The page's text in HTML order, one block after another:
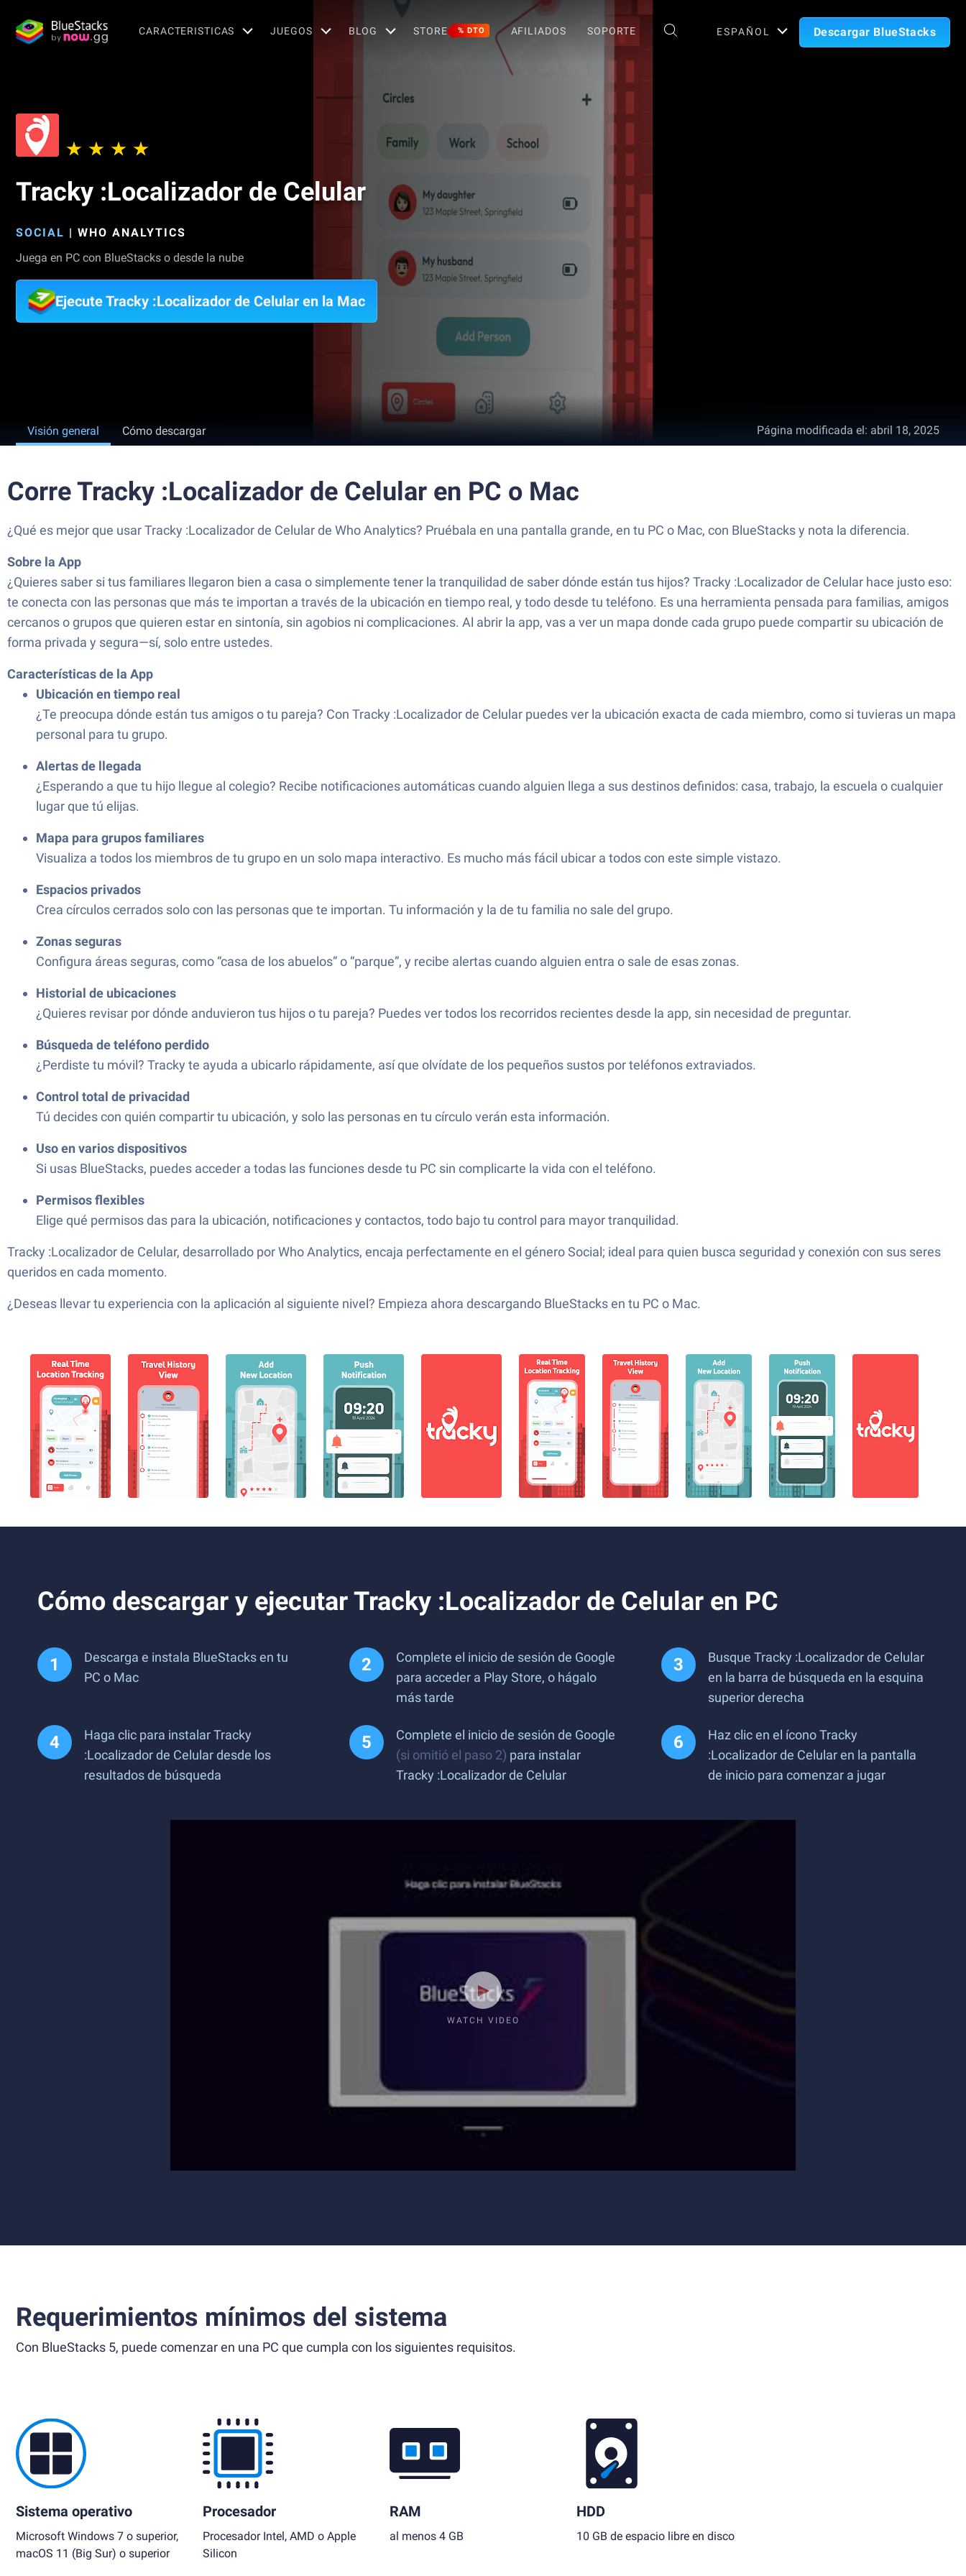
CARACTERISTICAS JUEGOS BLOG STORE % DTO AFILIADOS SOPORTE ESPAÑOL Descargar BlueStacks
Tracky :Localizador de Celular
SOCIAL | WHO ANALYTICS
Juega en PC con BlueStacks o desde la nube
Ejecute Tracky :Localizador de Celular en la Mac
Visión general Cómo descargar Página modificada el: abril 18, 2025
Corre Tracky :Localizador de Celular en PC o Mac
¿Qué es mejor que usar Tracky :Localizador de Celular de Who Analytics? Pruébala en una pantalla grande, en tu PC o Mac, con BlueStacks y nota la diferencia.
Sobre la App
¿Quieres saber si tus familiares llegaron bien a casa o simplemente tener la tranquilidad de saber dónde están tus hijos? Tracky :Localizador de Celular hace justo eso:
te conecta con las personas que más te importan a través de la ubicación en tiempo real, y todo desde tu teléfono. Es una herramienta pensada para familias, amigos
cercanos o grupos que quieren estar en sintonía, sin agobios ni complicaciones. Al abrir la app, vas a ver un mapa donde cada grupo puede compartir su ubicación de
forma privada y segura—sí, solo entre ustedes.
Características de la App
Ubicación en tiempo real
¿Te preocupa dónde están tus amigos o tu pareja? Con Tracky :Localizador de Celular puedes ver la ubicación exacta de cada miembro, como si tuvieras un mapa
personal para tu grupo.
Alertas de llegada
¿Esperando a que tu hijo llegue al colegio? Recibe notificaciones automáticas cuando alguien llega a sus destinos definidos: casa, trabajo, la escuela o cualquier
lugar que tú elijas.
Mapa para grupos familiares
Visualiza a todos los miembros de tu grupo en un solo mapa interactivo. Es mucho más fácil ubicar a todos con este simple vistazo.
Espacios privados
Crea círculos cerrados solo con las personas que te importan. Tu información y la de tu familia no sale del grupo.
Zonas seguras
Configura áreas seguras, como “casa de los abuelos” o “parque”, y recibe alertas cuando alguien entra o sale de esas zonas.
Historial de ubicaciones
¿Quieres revisar por dónde anduvieron tus hijos o tu pareja? Puedes ver todos los recorridos recientes desde la app, sin necesidad de preguntar.
Búsqueda de teléfono perdido
¿Perdiste tu móvil? Tracky te ayuda a ubicarlo rápidamente, así que olvídate de los pequeños sustos por teléfonos extraviados.
Control total de privacidad
Tú decides con quién compartir tu ubicación, y solo las personas en tu círculo verán esta información.
Uso en varios dispositivos
Si usas BlueStacks, puedes acceder a todas las funciones desde tu PC sin complicarte la vida con el teléfono.
Permisos flexibles
Elige qué permisos das para la ubicación, notificaciones y contactos, todo bajo tu control para mayor tranquilidad.
Tracky :Localizador de Celular, desarrollado por Who Analytics, encaja perfectamente en el género Social; ideal para quien busca seguridad y conexión con sus seres
queridos en cada momento.
¿Deseas llevar tu experiencia con la aplicación al siguiente nivel? Empieza ahora descargando BlueStacks en tu PC o Mac.
Cómo descargar y ejecutar Tracky :Localizador de Celular en PC
Descarga e instala BlueStacks en tu
PC o Mac
Complete el inicio de sesión de Google
para acceder a Play Store, o hágalo
más tarde
Busque Tracky :Localizador de Celular
en la barra de búsqueda en la esquina
superior derecha
Haga clic para instalar Tracky
:Localizador de Celular desde los
resultados de búsqueda
Complete el inicio de sesión de Google
(si omitió el paso 2) para instalar
Tracky :Localizador de Celular
Haz clic en el ícono Tracky
:Localizador de Celular en la pantalla
de inicio para comenzar a jugar
WATCH VIDEO
Requerimientos mínimos del sistema
Con BlueStacks 5, puede comenzar en una PC que cumpla con los siguientes requisitos.
Sistema operativo
Microsoft Windows 7 o superior,
macOS 11 (Big Sur) o superior
Procesador
Procesador Intel, AMD o Apple
Silicon
RAM
al menos 4 GB
HDD
10 GB de espacio libre en disco